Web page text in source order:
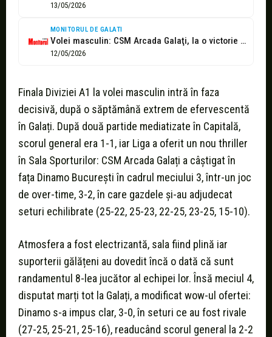
13/05/2026
MONITORUL DE GALATI
Volei masculin: CSM Arcada Galaţi, la o victorie de titlu de campioană
12/05/2026
Finala Diviziei A1 la volei masculin intră în faza
decisivă, după o săptămână extrem de efervescentă
în Galați. După două partide mediatizate în Capitală,
scorul general era 1-1, iar Liga a oferit un nou thriller
în Sala Sporturilor: CSM Arcada Galați a câștigat în
fața Dinamo București în cadrul meciului 3, într-un joc
de over-time, 3-2, în care gazdele și-au adjudecat
seturi echilibrate (25-22, 25-23, 22-25, 23-25, 15-10).
Atmosfera a fost electrizantă, sala fiind plină iar
suporterii gălățeni au dovedit încă o dată că sunt
randamentul 8-lea jucător al echipei lor. Însă meciul 4,
disputat marți tot la Galați, a modificat wow-ul ofertei:
Dinamo s-a impus clar, 3-0, în seturi ce au fost rivale
(27-25, 25-21, 25-16), readucând scorul general la 2-2